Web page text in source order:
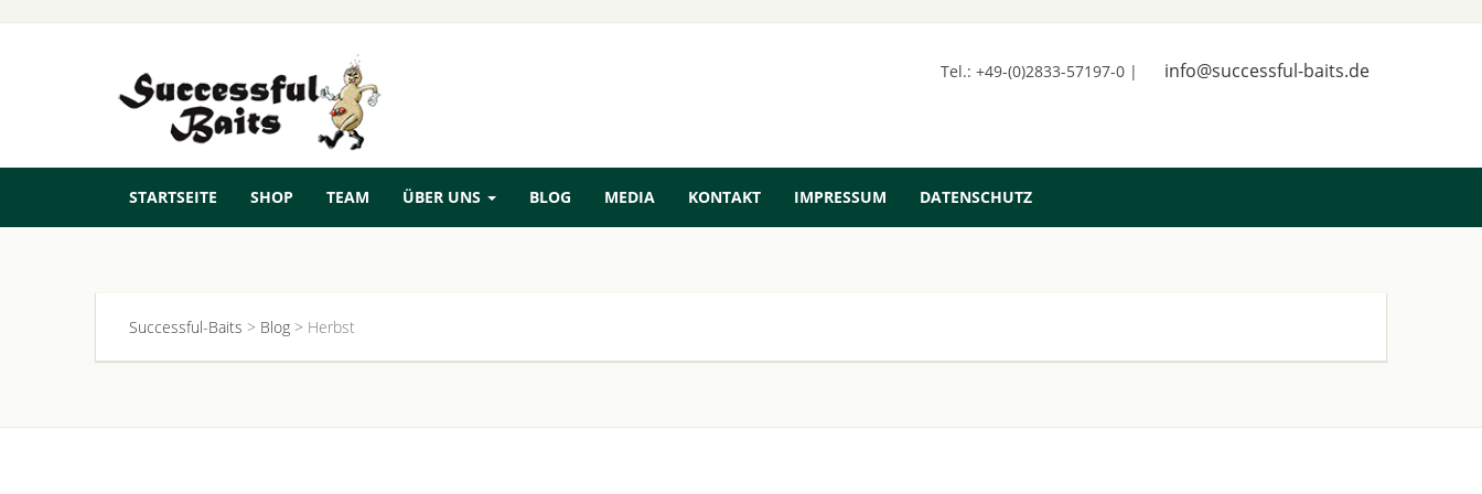
Tel.: +49-(0)2833-57197-0 | info@successful-baits.de
STARTSEITE SHOP TEAM ÜBER UNS BLOG MEDIA KONTAKT IMPRESSUM DATENSCHUTZ
Successful-Baits > Blog > Herbst